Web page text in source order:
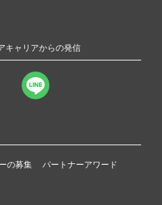
キャリアからの発信
の募集 パートナーアワード